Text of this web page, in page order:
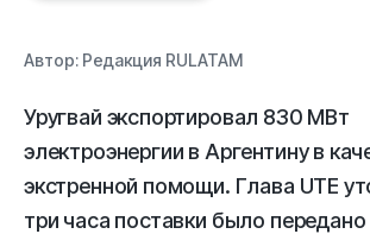
Автор: Редакция RULATAM
Уругвай экспортировал 830 МВт
электроэнергии в Аргентину в
экстренной помощи. Глава UTE
три часа поставки было